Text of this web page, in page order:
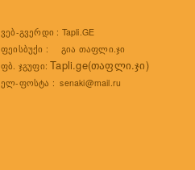
ვებ-გვერდი : Tapli.GE
ფეისბუქი : გია თაფლი.ჯი
ფბ. ჯგუფი:Tapli.ge(თაფლი.ჯი)
ელ-ფოსტა :senaki@mail.ru